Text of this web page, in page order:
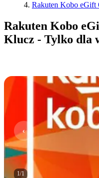
Rakuten Kobo eGift
Rakuten Kobo
Klucz - Tylko dla
1/1